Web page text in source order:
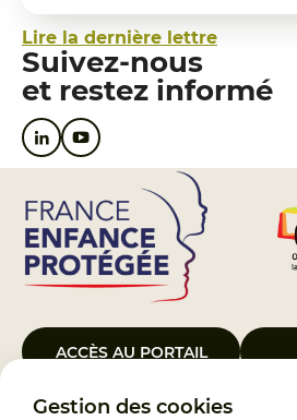
Gestion des cookies
Lire la dernière lettre
Suivez-nous
et restez informé
ACCÈS AU PORTAIL
Le Groupement d’Intérêt Public France